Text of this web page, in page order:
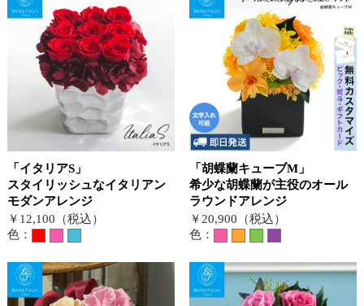
「イタリアS」
スタイリッシュなイタリアン
モダンアレンジ
￥12,100（税込）
色：
「胡蝶蘭キューブM」
希少な胡蝶蘭が主役のオール
ラウンドアレンジ
￥20,900（税込）
色：